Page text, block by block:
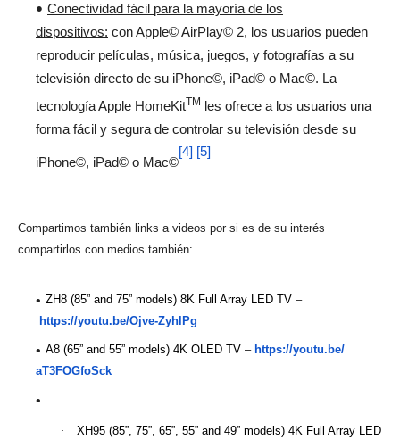
Conectividad fácil para la mayoría de los
dispositivos: con Apple© AirPlay© 2, los usuarios pueden
reproducir películas, música, juegos, y fotografías a su
televisión directo de su iPhone©, iPad© o Mac©. La
tecnología Apple HomeKitTM les ofrece a los usuarios una
forma fácil y segura de controlar su televisión desde su
iPhone©, iPad© o Mac©
[4] [5]
Compartimos también links a videos por si es de su interés
compartirlos con medios también:
ZH8 (85” and 75” models) 8K Full Array LED TV –
https://youtu.be/Ojve-ZyhlPg
A8 (65” and 55” models) 4K OLED TV – https://youtu.be/
aT3FOGfoSck
·
XH95 (85”, 75”, 65”, 55” and 49” models) 4K Full Array LED